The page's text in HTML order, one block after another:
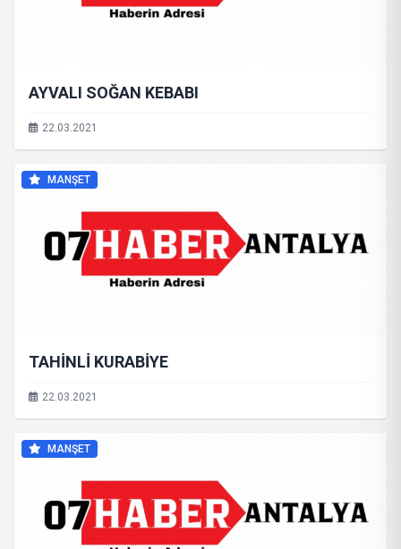
AYVALI SOĞAN KEBABI
22.03.2021
MANŞET
TAHİNLİ KURABİYE
22.03.2021
MANŞET